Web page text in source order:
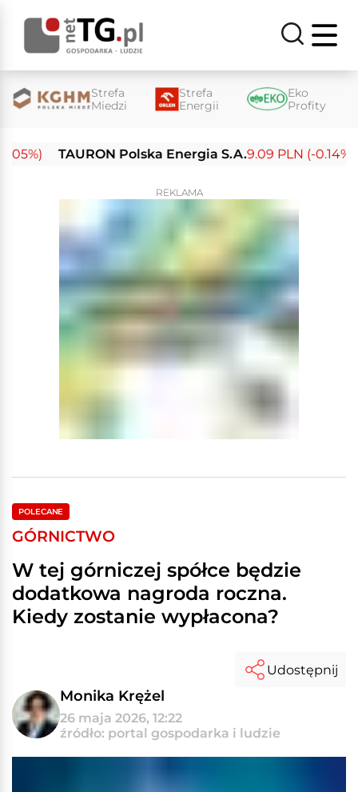
Strefa
Miedzi
Strefa
Energii
Eko
Profity
TAURON Polska Energia S.A.9.09 PLN (-0.14%)
REKLAMA
POLECANE
GÓRNICTWO
W tej górniczej spółce będzie
dodatkowa nagroda roczna.
Kiedy zostanie wypłacona?
Monika Krężel
26 maja 2026, 12:22
źródło: portal gospodarka i ludzie
Udostępnij